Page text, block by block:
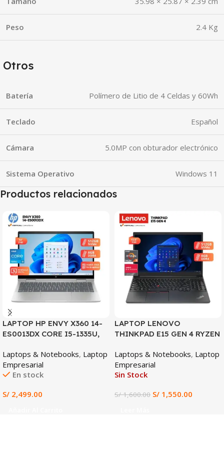
Peso 2.4 Kg
Otros
Batería Polímero de Litio de 4 Celdas y 60Wh
Teclado Español
Cámara 5.0MP con obturador electrónico
Sistema Operativo Windows 11
Productos relacionados
LAPTOP HP ENVY X360 14-
ES0013DX CORE I5-1335U,
FHD TACTIL
Laptops & Notebooks, Laptop
Empresarial
En stock
S/ 2,499.00
SALE
LAPTOP LENOVO
THINKPAD E15 GEN 4 RYZEN
SSD, 15.6″ FHD
Laptops & Notebooks, Laptop
Empresarial
Sin Stock
S/1,600.00 S/ 1,550.00